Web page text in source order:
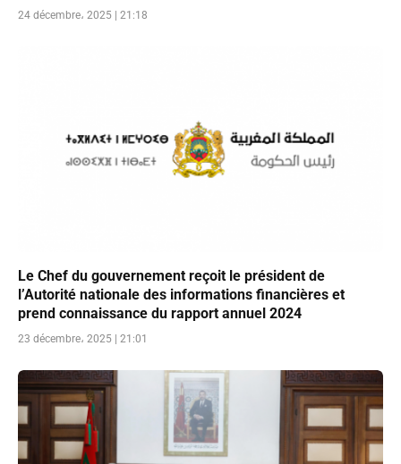
24 décembre، 2025 | 21:18
Le Chef du gouvernement reçoit le président de
l’Autorité nationale des informations financières et
prend connaissance du rapport annuel 2024
23 décembre، 2025 | 21:01